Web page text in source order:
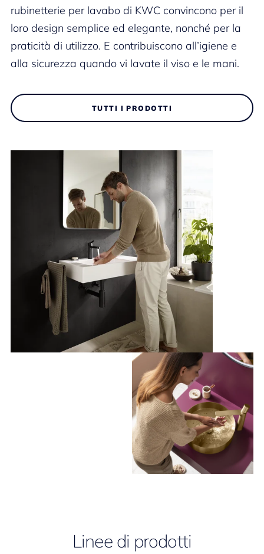
rubinetterie per lavabo di KWC convincono per il
loro design semplice ed elegante, nonché per la
praticità di utilizzo. E contribuiscono all’igiene e
alla sicurezza quando vi lavate il viso e le mani.
TUTTI I PRODOTTI
Linee di prodotti